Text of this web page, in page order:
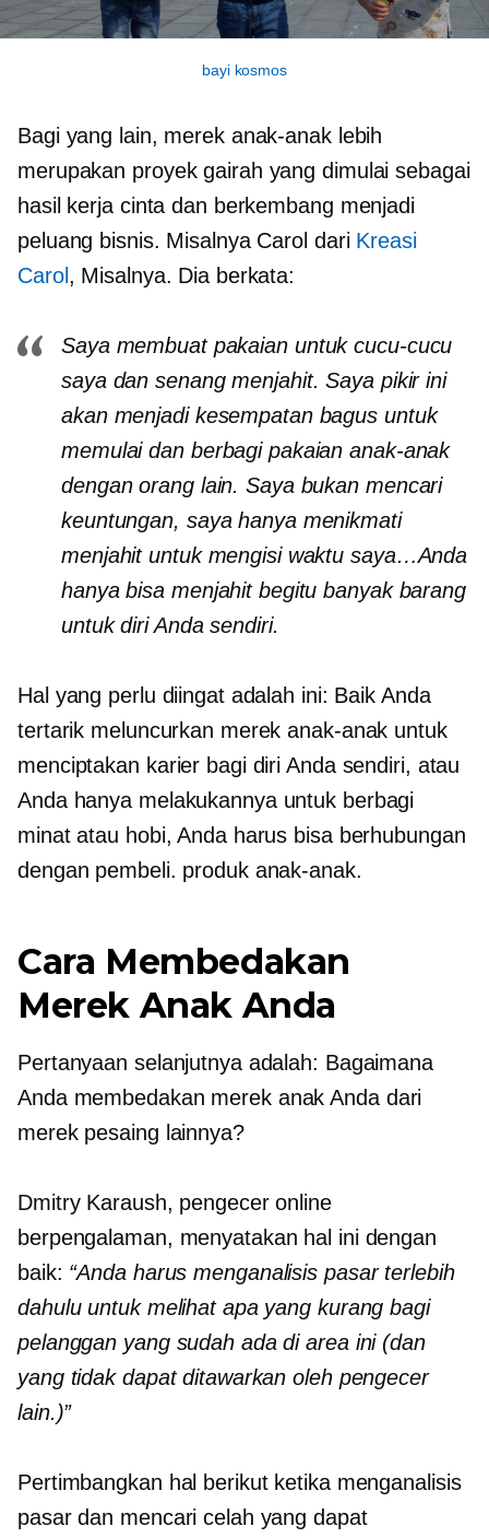
bayi kosmos
Bagi yang lain, merek anak-anak lebih
merupakan proyek gairah yang dimulai sebagai
hasil kerja cinta dan berkembang menjadi
peluang bisnis. Misalnya Carol dari Kreasi
Carol, Misalnya. Dia berkata:
Saya membuat pakaian untuk cucu-cucu
saya dan senang menjahit. Saya pikir ini
akan menjadi kesempatan bagus untuk
memulai dan berbagi pakaian anak-anak
dengan orang lain. Saya bukan mencari
keuntungan, saya hanya menikmati
menjahit untuk mengisi waktu saya…Anda
hanya bisa menjahit begitu banyak barang
untuk diri Anda sendiri.
Hal yang perlu diingat adalah ini: Baik Anda
tertarik meluncurkan merek anak-anak untuk
menciptakan karier bagi diri Anda sendiri, atau
Anda hanya melakukannya untuk berbagi
minat atau hobi, Anda harus bisa berhubungan
dengan pembeli. produk anak-anak.
Cara Membedakan
Merek Anak Anda
Pertanyaan selanjutnya adalah: Bagaimana
Anda membedakan merek anak Anda dari
merek pesaing lainnya?
Dmitry Karaush, pengecer online
berpengalaman, menyatakan hal ini dengan
baik: “Anda harus menganalisis pasar terlebih
dahulu untuk melihat apa yang kurang bagi
pelanggan yang sudah ada di area ini (dan
yang tidak dapat ditawarkan oleh pengecer
lain.)”
Pertimbangkan hal berikut ketika menganalisis
pasar dan mencari celah yang dapat